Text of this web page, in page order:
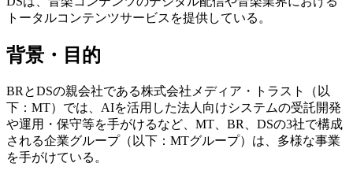
トータルコンテンツサービスを提供している。
背景・目的
BRとDSの親会社である株式会社メディア・トラスト（以
下：MT）では、AIを活用した法人向けシステムの受託開発
や運用・保守等を手がけるなど、MT、BR、DSの3社で構成
される企業グループ（以下：MTグループ）は、多様な事業
を手がけている。